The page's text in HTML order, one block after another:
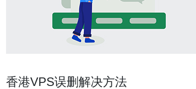
香港VPS误删解决方法